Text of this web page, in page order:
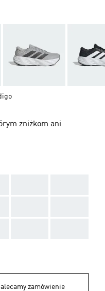
zniżkom ani
zamówienie